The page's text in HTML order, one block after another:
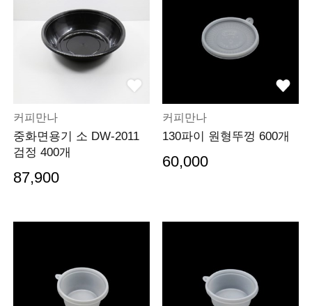
커피만나
중화면용기 소 DW-2011
검정 400개
87,900
커피만나
130파이 원형뚜껑 600개
60,000